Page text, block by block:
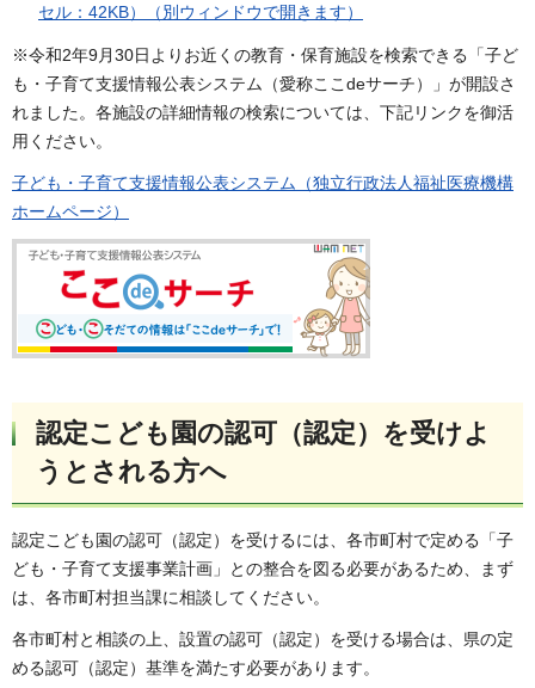
セル：42KB）（別ウィンドウで開きます）
※令和2年9月30日よりお近くの教育・保育施設を検索できる「子ど
も・子育て支援情報公表システム（愛称ここdeサーチ）」が開設さ
れました。各施設の詳細情報の検索については、下記リンクを御活
用ください。
子ども・子育て支援情報公表システム（独立行政法人福祉医療機構
ホームページ）
認定こども園の認可（認定）を受けよ
うとされる方へ
認定こども園の認可（認定）を受けるには、各市町村で定める「子
ども・子育て支援事業計画」との整合を図る必要があるため、まず
は、各市町村担当課に相談してください。
各市町村と相談の上、設置の認可（認定）を受ける場合は、県の定
める認可（認定）基準を満たす必要があります。